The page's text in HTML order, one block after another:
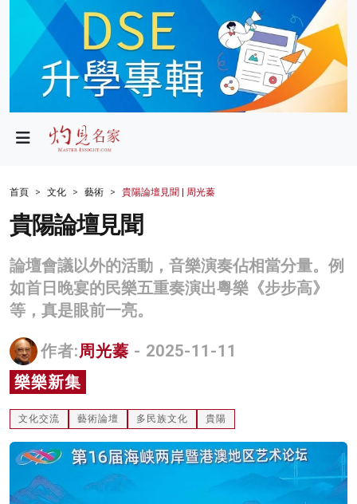
政局
財經
生活
商業
科技
影片
名家榜
灼見活動
關於我們
首頁 文化 藝術 貴陽論壇見聞 | 周光蓁
貴陽論壇見聞
論壇會議以外的活動，音樂演奏佔相當分量。例
如首日晚宴的民樂五重奏演出粵樂《步步高》
等，真是眼前一亮。
作者:周光蓁 - 2025-11-11
樂樂新集
文化交流 藝術論壇 多民族文化 貴陽